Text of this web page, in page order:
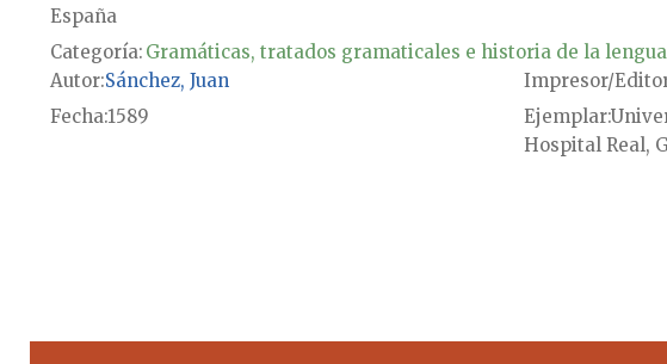
España
Categoría: Gramáticas, tratados gramaticales e historia de la lengua
Autor Sánchez, Juan Impresor/
Fecha1589 Ejemplar
Hospital Real,